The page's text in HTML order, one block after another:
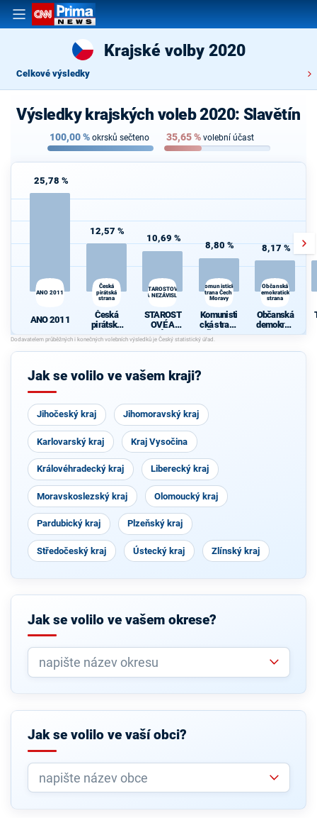
Krajské volby 2020
Celkové výsledky
Výsledky krajských voleb 2020: Slavětín
100,00% okrsků sečteno 35,65% volební účast
25,78 %
ANO 2011
ANO 2011
12,57 %
Česká
pirátská
strana
Česká
pirátská
strana
10,69 %
STAROSTOVÉ
A NEZÁVISLÍ
STAROST
OVÉ A
NEZÁVISL
Í
8,80 %
Komunistická
strana Čech a
Moravy
Komunisti
cká strana
Čech a
Moravy
8,17 %
Občanská
demokratická
strana
Občanská
demokrati
cká strana
Jak se volilo ve vašem kraji?
Jihočeský kraj Jihomoravský kraj
Karlovarský kraj Kraj Vysočina
Královéhradecký kraj Liberecký kraj
Moravskoslezský kraj Olomoucký kraj
Pardubický kraj Plzeňský kraj
Středočeský kraj Ústecký kraj Zlínský kraj
Jak se volilo ve vašem okrese?
Jak se volilo ve vaší obci?